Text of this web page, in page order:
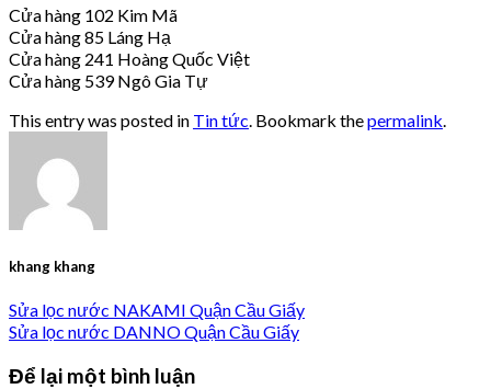
Cửa hàng 102 Kim Mã
Cửa hàng 85 Láng Hạ
Cửa hàng 241 Hoàng Quốc Việt
Cửa hàng 539 Ngô Gia Tự
This entry was posted in Tin tức . Bookmark thepermalink
khang khang
Sửa lọc nước NAKAMI Quận Cầu Giấy
Sửa lọc nước DANNO Quận Cầu Giấy
Để lại một bình luận